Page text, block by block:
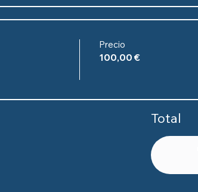
Precio
100,00 €
Total